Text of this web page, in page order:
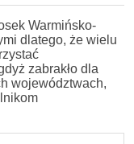
Warmińsko-
dlatego, że wielu
zabrakło dla
województwach,